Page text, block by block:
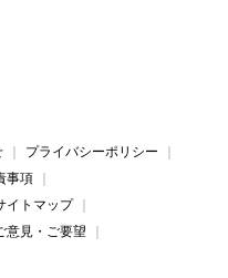
プライバシーポリシー
事項
イトマップ
意見・ご要望